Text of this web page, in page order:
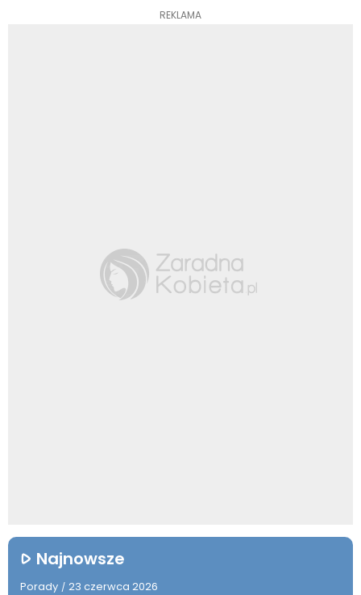
REKLAMA
Najnowsze
Porady / 23 czerwca 2026